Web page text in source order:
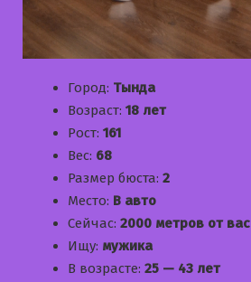
Город: Тында
Возраст: 18 лет
Рост: 161
Вес: 68
Размер бюста: 2
Место: В авто
Сейчас: 2000 метров от вас
Ищу: мужика
В возрасте: 25 — 43 лет